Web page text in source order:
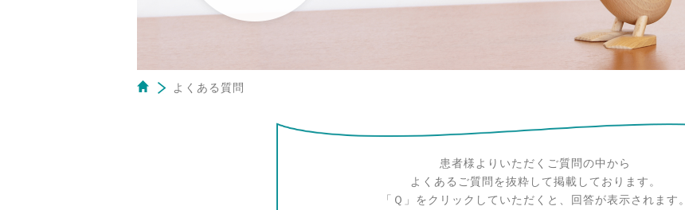
よくある質問
患者様よりいただくご質問の中から
よくあるご質問を抜粋して掲載しております。
「Ｑ」をクリックしていただくと、回答が表示されます。